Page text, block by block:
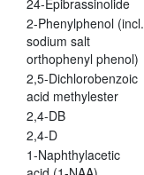
24-Epibrassinolide
2-Phenylphenol (incl.
sodium salt
orthophenyl phenol)
2,5-Dichlorobenzoic
acid methylester
2,4-DB
2,4-D
1-Naphthylacetic